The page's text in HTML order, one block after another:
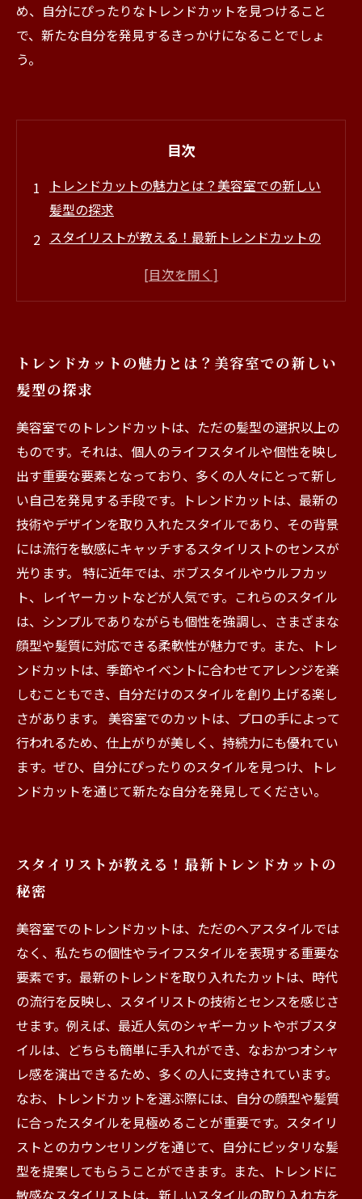
め、自分にぴったりなトレンドカットを見つけること
で、新たな自分を発見するきっかけになることでしょ
う。
目次
トレンドカットの魅力とは？美容室での新しい
髪型の探求
スタイリストが教える！最新トレンドカットの
あなたに似合うスタイルは？トレンドカットの
象
美容室での体験を楽しむためのトレンドカット
トレンドカットで新たな自分を発見する方法
美容室トレンドカットの魅力をまとめてみた！
トレンドカットの魅力とは？美容室での新しい
髪型の探求
美容室でのトレンドカットは、ただの髪型の選択以上の
ものです。それは、個人のライフスタイルや個性を映し
出す重要な要素となっており、多くの人々にとって新し
い自己を発見する手段です。トレンドカットは、最新の
技術やデザインを取り入れたスタイルであり、その背景
には流行を敏感にキャッチするスタイリストのセンスが
光ります。 特に近年では、ボブスタイルやウルフカッ
ト、レイヤーカットなどが人気です。これらのスタイル
は、シンプルでありながらも個性を強調し、さまざまな
顔型や髪質に対応できる柔軟性が魅力です。また、トレ
ンドカットは、季節やイベントに合わせてアレンジを楽
しむこともでき、自分だけのスタイルを創り上げる楽し
さがあります。 美容室でのカットは、プロの手によって
行われるため、仕上がりが美しく、持続力にも優れてい
ます。ぜひ、自分にぴったりのスタイルを見つけ、トレ
ンドカットを通じて新たな自分を発見してください。
スタイリストが教える！最新トレンドカットの
秘密
美容室でのトレンドカットは、ただのヘアスタイルでは
なく、私たちの個性やライフスタイルを表現する重要な
要素です。最新のトレンドを取り入れたカットは、時代
の流行を反映し、スタイリストの技術とセンスを感じさ
せます。例えば、最近人気のシャギーカットやボブスタ
イルは、どちらも簡単に手入れができ、なおかつオシャ
レ感を演出できるため、多くの人に支持されています。
なお、トレンドカットを選ぶ際には、自分の顔型や髪質
に合ったスタイルを見極めることが重要です。スタイリ
ストとのカウンセリングを通じて、自分にピッタリな髪
型を提案してもらうことができます。また、トレンドに
敏感なスタイリストは、新しいスタイルの取り入れ方を